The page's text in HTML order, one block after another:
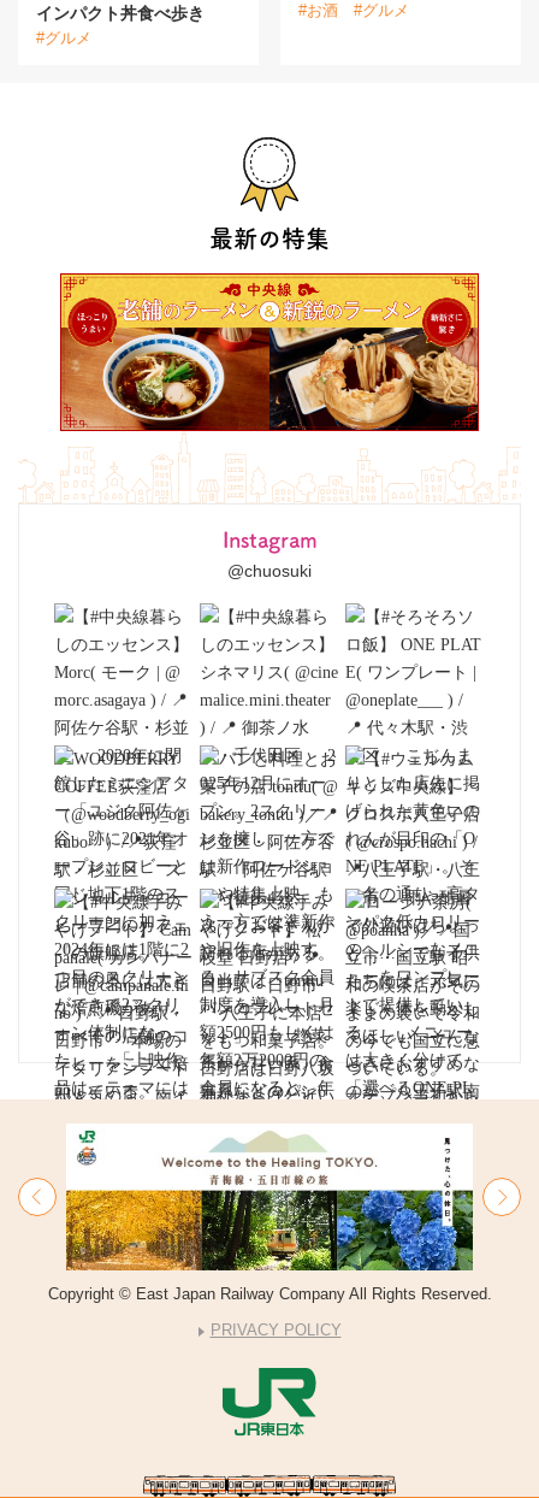
最新の特集
Instagram
@chuosuki
インパクト丼食べ歩き
#グルメ
#お酒 #グルメ
Copyright © East Japan Railway Company All Rights Reserved.
PRIVACY POLICY